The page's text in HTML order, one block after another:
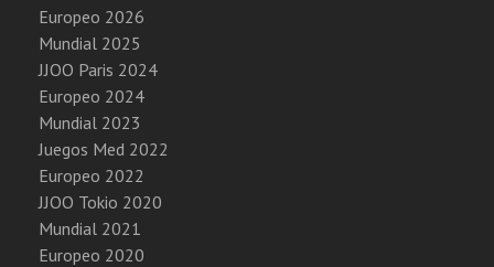
Europeo 2026
Mundial 2025
JJOO Paris 2024
Europeo 2024
Mundial 2023
Juegos Med 2022
Europeo 2022
JJOO Tokio 2020
Mundial 2021
Europeo 2020